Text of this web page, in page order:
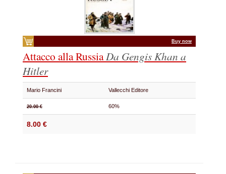
Buy now
Attacco alla RussiaDa Gengis Khan a
Hitler
Mario Francini Vallecchi Editore
20.00 € 60%
8.00 €